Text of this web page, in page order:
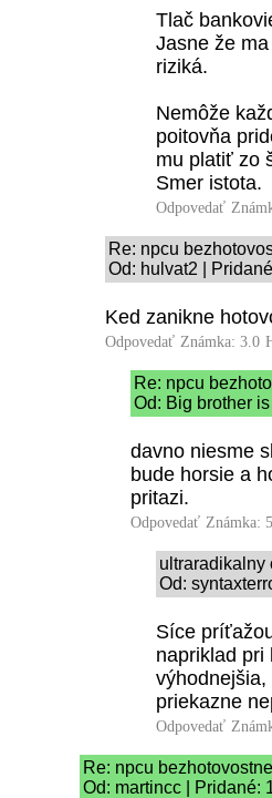
Tlač
Jasne že
riziká.
Nemôže
poitovňa
mu platiť zo
Smer istota.
Odpovedať
Re: npcu
Od: hulvat2 |
Ked zanikne
Odpovedať Známka: 3.0
Re: npcu
Od: Big brother
davno niesme
bude horsie a
pritazi.
Odpovedať Známka:
ultraradikalny
Od:
Síce
napriklad pri
priekazne
Odpovedať
Re: npcu
Od: martincc | Pridané: